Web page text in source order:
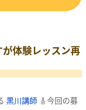
体験レッスン再
黒川講師 🎸今回の募